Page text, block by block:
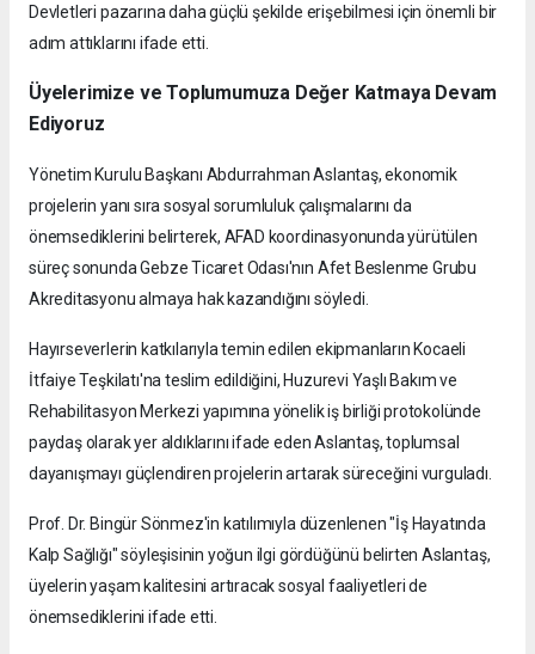
Devletleri pazarına daha güçlü şekilde erişebilmesi için önemli bir
adım attıklarını ifade etti.
Üyelerimize ve Toplumumuza Değer Katmaya Devam
Ediyoruz
Yönetim Kurulu Başkanı Abdurrahman Aslantaş, ekonomik
projelerin yanı sıra sosyal sorumluluk çalışmalarını da
önemsediklerini belirterek, AFAD koordinasyonunda yürütülen
süreç sonunda Gebze Ticaret Odası'nın Afet Beslenme Grubu
Akreditasyonu almaya hak kazandığını söyledi.
Hayırseverlerin katkılarıyla temin edilen ekipmanların Kocaeli
İtfaiye Teşkilatı'na teslim edildiğini, Huzurevi Yaşlı Bakım ve
Rehabilitasyon Merkezi yapımına yönelik iş birliği protokolünde
paydaş olarak yer aldıklarını ifade eden Aslantaş, toplumsal
dayanışmayı güçlendiren projelerin artarak süreceğini vurguladı.
Prof. Dr. Bingür Sönmez'in katılımıyla düzenlenen "İş Hayatında
Kalp Sağlığı" söyleşisinin yoğun ilgi gördüğünü belirten Aslantaş,
üyelerin yaşam kalitesini artıracak sosyal faaliyetleri de
önemsediklerini ifade etti.